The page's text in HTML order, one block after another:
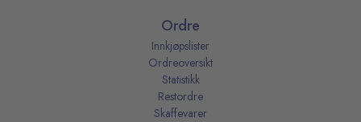
Ordre
Innkjøpslister
Ordreoversikt
Statistikk
Restordre
Skaffevarer